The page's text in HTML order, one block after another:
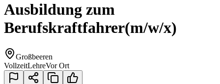
Ausbildung zum
Berufskraftfahrer(m/w/x)
Großbeeren
VollzeitLehreVor Ort